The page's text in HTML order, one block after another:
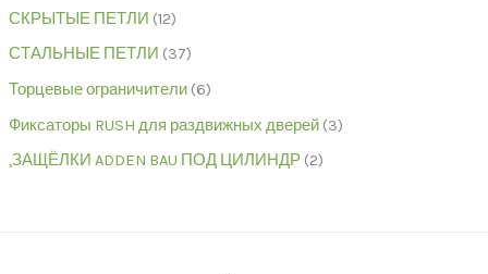
СКРЫТЫЕ ПЕТЛИ 12
СТАЛЬНЫЕ ПЕТЛИ 37
Торцевые ограничители 6
Фиксаторы RUSH для раздвижных дверей 3
,ЗАЩЁЛКИ ADDEN BAU ПОД ЦИЛИНДР 2